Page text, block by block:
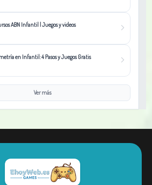
ABN Infantil | Juegos y videos
en Infantil: 4 Pasos y Juegos Gratis
Ver más